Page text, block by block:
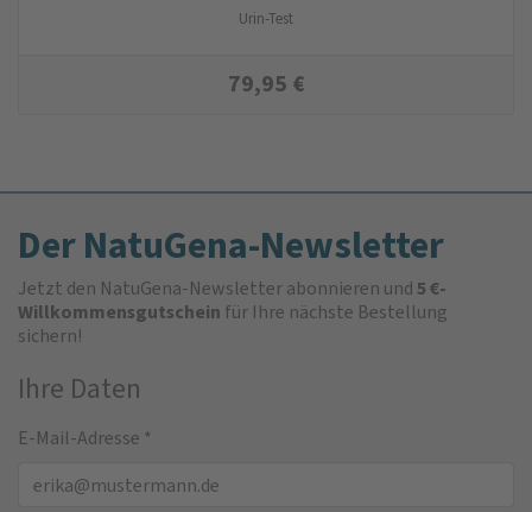
Urin-Test
79,95 €
Der NatuGena-Newsletter
Jetzt den NatuGena-Newsletter abonnieren und5 €-
Willkommensgutschein für Ihre nächste Bestellung
sichern!
Ihre Daten
E-Mail-Adresse *